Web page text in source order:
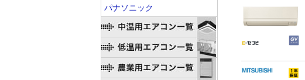
パナソニック